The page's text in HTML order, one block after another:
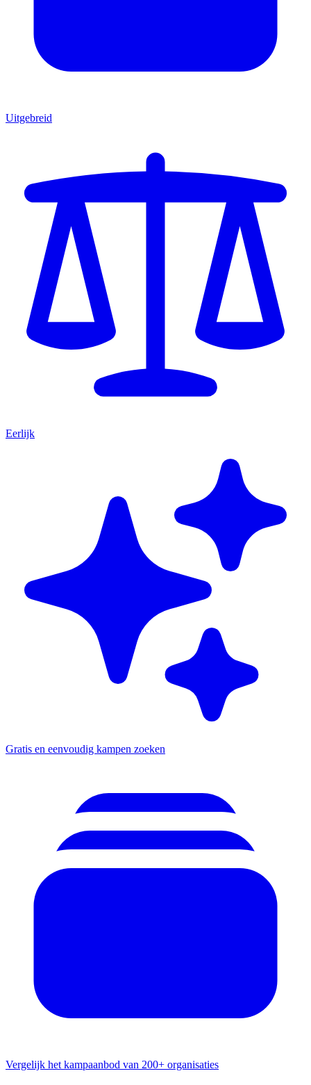
Uitgebreid
Eerlijk
Gratis en eenvoudig kampen zoeken
Vergelijk het kampaanbod van 200+ organisaties